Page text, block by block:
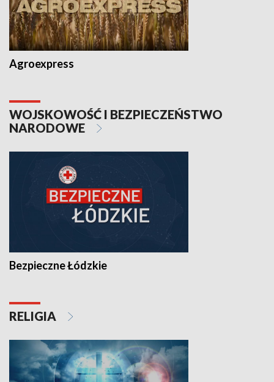
Agroexpress
WOJSKOWOŚĆ I BEZPIECZEŃSTWO
NARODOWE
Bezpieczne Łódzkie
RELIGIA